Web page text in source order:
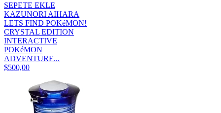
SEPETE EKLE
KAZUNORI AIHARA
LETS FIND POKéMON!
CRYSTAL EDITION
INTERACTIVE
POKéMON
ADVENTURE...
$500,00